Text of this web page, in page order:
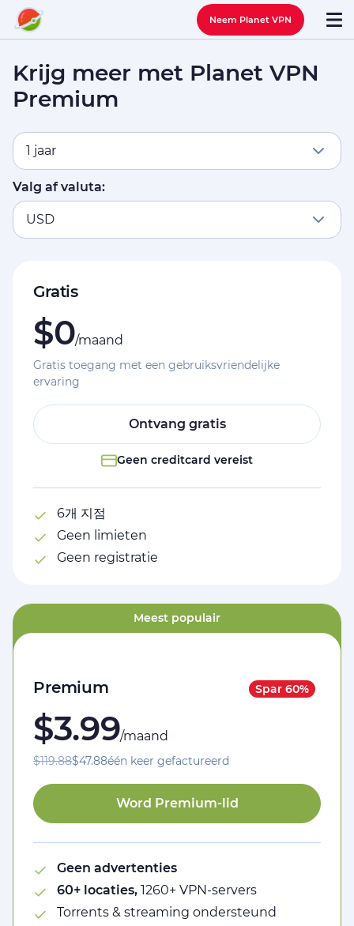
Neem Planet VPN
Krijg meer met Planet VPN
Premium
1 jaar
Valg af valuta:
USD
Gratis
Gratis toegang met een gebruiksvriendelijke
ervaring
Ontvang gratis
Geen creditcard vereist
6개 지점
Geen limieten
Geen registratie
$0/maand
Meest populair
Spar 60%
Premium
Word Premium-lid
Geen advertenties
60+ locaties,1260+ VPN-servers
Torrents & streaming ondersteund
$3.99/maand
$119.88$47.88één keer gefactureerd